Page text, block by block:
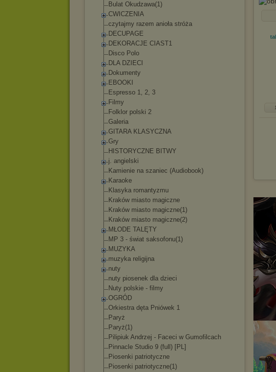
Bulat Okudzawa(1)
CWICZENIA
czytajmy razem anioła stróża
DECUPAGE
DEKORACJE CIAST1
Disco Polo
DLA DZIECI
Dokumenty
EBOOKI
Espresso 1, 2, 3
Filmy
Folklor polski 2
Galeria
GITARA KLASYCZNA
Gry
HISTORYCZNE BITWY
j. angielski
Kamienie na szaniec (Audiobook)
Karaoke
Klasyka romantyzmu
Kraków miasto magiczne
Kraków miasto magiczne(1)
Kraków miasto magiczne(2)
MŁODE TALĘTY
MP 3 - świat saksofonu(1)
MUZYKA
muzyka religijna
nuty
nuty piosenek dla dzieci
Nuty polskie - filmy
OGRÓD
Orkiestra dęta Pniówek 1
Paryż
Paryż(1)
Pilipiuk Andrzej - Faceci w Gumofilcach
Pinnacle Studio 9 (full) [PL]
Piosenki patriotyczne
Piosenki patriotyczne(1)